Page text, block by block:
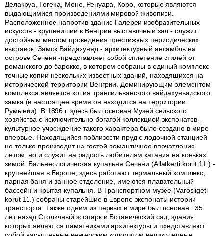
Делакруа, Гогена, Моне, Ренуара, Коро, которые являются
выдающимися произведениями мировой живописи.
Расположенное напротив здание Галереи изобразительных
искусств - крупнейший в Венгрии выставочный зал - служит
достойным местом проведения престижных периодических
выставок. Замок Вайдахуняд - архитектурный ансамбль на
острове Сечени -представляет собой сплетение стилей от
романского до барокко, в котором собраны в единый комплекс
точные копии нескольких известных зданий, находящихся на
исторической территории Венгрии. Доминирующим элементом
комплекса является копия трансильванского вайдахуньадского
замка (в настоящее время он находится на территории
Румынии). В 1896 г. здесь был основан Музей сельского
хозяйства с исключительно богатой коллекцией экспонатов -
культурное учреждение такого характера было создано в мире
впервые. Находящийся поблизости пруд с лодочной станцией
не только производит на гостей романтичное впечатление
летом, но и служит на радость любителям катания на коньках
зимой. Бальнеологическая купальня Сечени (Allatkerti koriit 11.) -
крупнейшая в Европе, здесь работают термальный комплекс,
парная баня и ванное отделение, имеются плавательный
бассейн и крытая купальня. В Транспортном музее (Varosligeti
korut 11.) собраны старейшие в Европе экспонаты истории
транспорта. Также одним из первых в мире был основан 135
лет назад Столичный зоопарк и Ботанический сад, здания
которых являются памятниками архитектуры и представляют